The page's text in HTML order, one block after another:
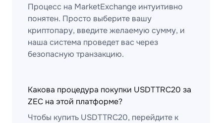
Процесс на MarketExchange интуитивно
понятен. Просто выберите вашу
криптопару, введите желаемую сумму, и
наша система проведет вас через
безопасную транзакцию.
Какова процедура покупки USDTTRC20 за
ZEC на этой платформе?
Чтобы купить USDTTRC20, перейдите к